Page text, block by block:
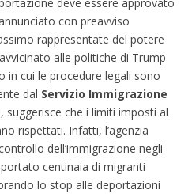
deve essere approvato
con preavviso
rappresentate del potere
alle politiche di Trump
in cui le procedure legali sono
dal Servizio Immigrazione
suggerisce che i limiti imposti al
rispettati. Infatti, l’agenzia
dell’immigrazione negli
centinaia di migranti
lo stop alle deportazioni